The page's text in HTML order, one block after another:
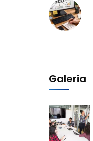
Galeria